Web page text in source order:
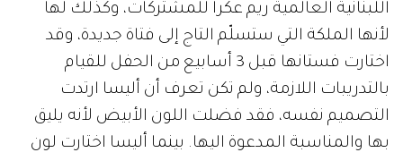
اللبنانية العالمية ريم عكرا للمشتركات، وكذلك لها
لأنها الملكة التي ستسلّم التاج إلى فتاة جديدة، وقد
اختارت فستانها قبل 3 أسابيع من الحفل للقيام
بالتدريبات اللازمة، ولم تكن تعرف أن أليسا ارتدت
التصميم نفسه، فقد فضلت اللون الأبيض لأنه يليق
بها والمناسبة المدعوة اليها. بينما أليسا اختارت لون